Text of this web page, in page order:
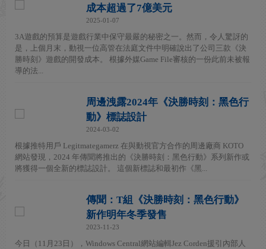
成本超過了7億美元
2025-01-07
3A遊戲的預算是遊戲行業中保守最嚴的秘密之一。然而，令人驚訝的
是，上個月末，動視一位高管在法庭文件中明確說出了公司三款《決
勝時刻》遊戲的開發成本。 根據外媒Game File審核的一份此前未被報
導的法...
周邊洩露2024年《決勝時刻：黑色行
動》標誌設計
2024-03-02
根據推特用戶 Legitmategamerz 在與動視官方合作的周邊廠商 KOTO
網站發現，2024 年傳聞將推出的《決勝時刻：黑色行動》系列新作或
將獲得一個全新的標誌設計。 這個新標誌和最初作《黑...
傳聞：T組《決勝時刻：黑色行動》
新作明年冬季發售
2023-11-23
今日（11月23日），Windows Central網站編輯Jez Corden援引內部人